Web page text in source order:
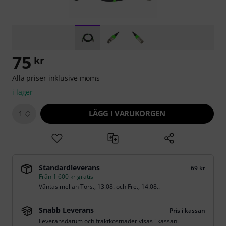
75 kr
Alla priser inklusive moms
i lager
1 LÄGG I VARUKORGEN
Standardleverans
69 kr
Från 1 600 kr gratis
Väntas mellanTors., 13.08. och Fre., 14.08..
Snabb Leverans
Pris i kassan
Leveransdatum och fraktkostnader visas i kassan.